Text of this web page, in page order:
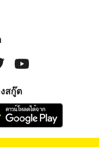
สกู๊ต